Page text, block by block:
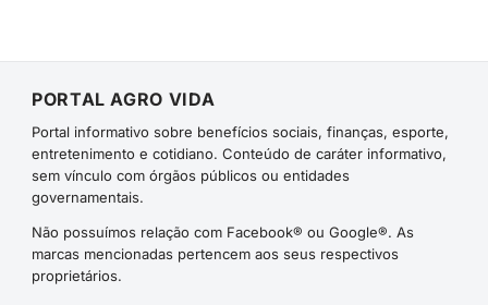
PORTAL AGRO VIDA
Portal informativo sobre benefícios sociais, finanças, esporte,
entretenimento e cotidiano. Conteúdo de caráter informativo,
sem vínculo com órgãos públicos ou entidades
governamentais.
Não possuímos relação com Facebook® ou Google®. As
marcas mencionadas pertencem aos seus respectivos
proprietários.